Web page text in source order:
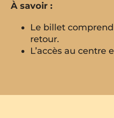
À savoir :
Le billet
retour.
L’accès au centre